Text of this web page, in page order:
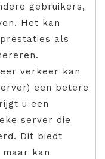
gebruikers,
Het kan
als
verkeer kan
een betere
u een
server die
Dit biedt
kan